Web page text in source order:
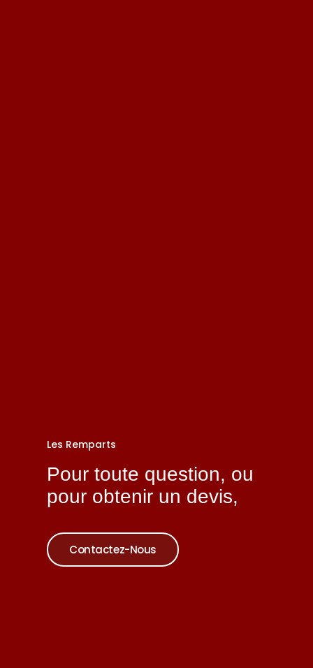
Les Remparts
Pour toute question, ou
pour obtenir un devis,
Contactez-Nous